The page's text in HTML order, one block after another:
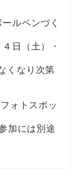
ルペンづく
日（土）・
くなり次第
ォトスポッ
加には別途